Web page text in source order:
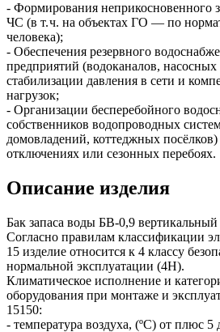
- Формирования неприкосновенного
ЧС (в т. ч. на объектах ГО — по
человека);
- Обеспечения резервного
предприятий (водоканалов,
стабилизации давления в сети и
нагрузок;
- Организации бесперебойного
собственников водопроводных
домовладений, коттеджных посёлков)
отключениях или сезонных перебоях.
Описание изделия
Бак запаса воды БВ-0,9
Согласно правилам классификации
15 изделие относится к 4 классу
нормальной эксплуатации (4Н).
Климатическое исполнение и
оборудования при монтаже и
15150:
- температура воздуха, (ºС) от плюс 5